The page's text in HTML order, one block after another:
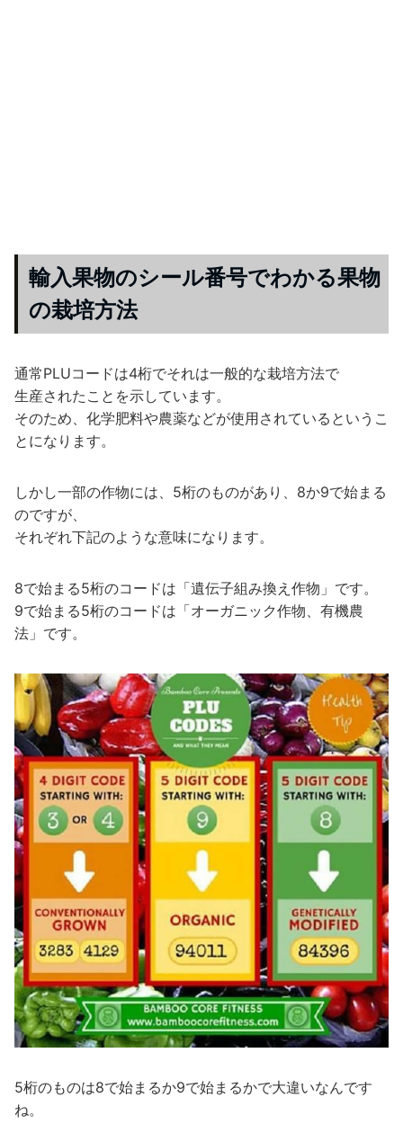
輸入果物のシール番号でわかる果物
の栽培方法
通常PLUコードは4桁でそれは一般的な栽培方法で
生産されたことを示しています。
そのため、化学肥料や農薬などが使用されているというこ
とになります。
しかし一部の作物には、5桁のものがあり、8か9で始まる
のですが、
それぞれ下記のような意味になります。
8で始まる5桁のコードは「遺伝子組み換え作物」です。
9で始まる5桁のコードは「オーガニック作物、有機農
法」です。
5桁のものは8で始まるか9で始まるかで大違いなんです
ね。